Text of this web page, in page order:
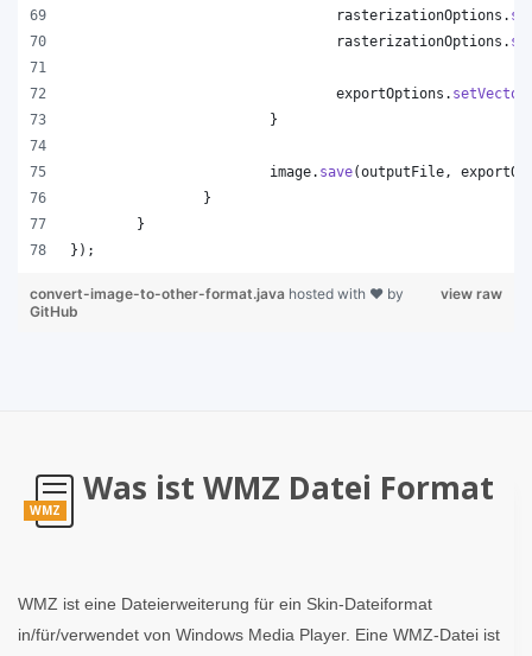
rasterizationOptions .
rasterizationOptions .
exportOptions .
			}
image. save(outputFile ,
		}
	}
});
view raw
convert-image-to-other-format.java hosted with ❤ by
GitHub
WMZ
Was ist WMZ Datei Format
WMZ ist eine Dateierweiterung für ein Skin-Dateiformat
in/für/verwendet von Windows Media Player. Eine WMZ-Datei ist